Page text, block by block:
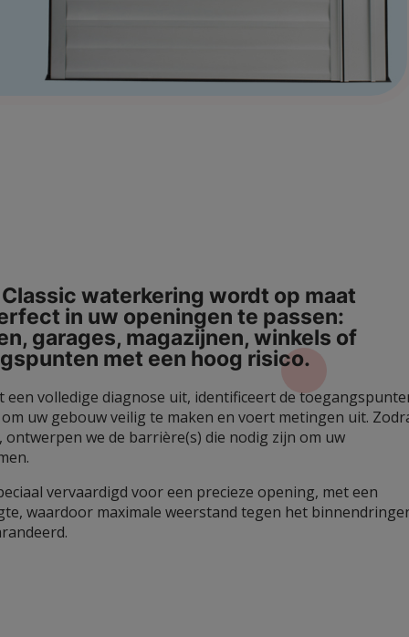
waterkering wordt op maat
in uw openingen te passen:
garages, magazijnen, winkels of
met een hoog risico.
een volledige diagnose uit, identificeert de
uw gebouw veilig te maken en voert metingen uit.
ontwerpen we de barrière(s) die nodig zijn om uw
vervaardigd voor een precieze opening, met een
waardoor maximale weerstand tegen het